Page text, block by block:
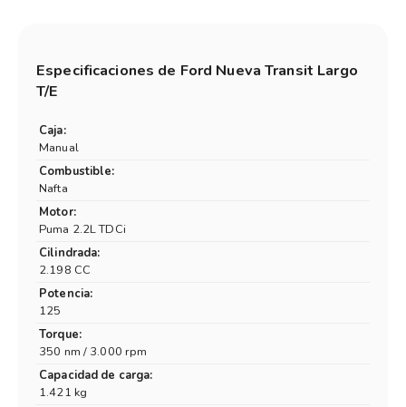
Canning
Especificaciones de Ford Nueva Transit Largo
T/E
Caja:
Manual
Combustible:
Nafta
Motor:
Puma 2.2L TDCi
Cilindrada:
2.198 CC
Potencia:
125
Torque:
350 nm / 3.000 rpm
Capacidad de carga:
1.421 kg